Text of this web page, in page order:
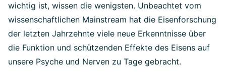
wichtig ist, wissen die wenigsten. Unbeachtet vom
wissenschaftlichen Mainstream hat die Eisenforschung
der letzten Jahrzehnte viele neue Erkenntnisse über
die Funktion und schützenden Effekte des Eisens auf
unsere Psyche und Nerven zu Tage gebracht.